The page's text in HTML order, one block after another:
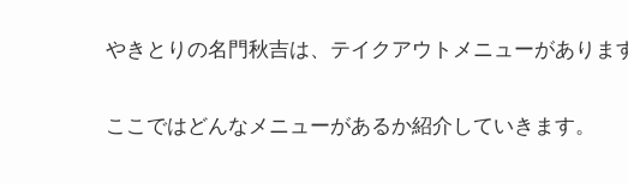
やきとりの名門秋吉は、テイクアウトメニューがありま
ここではどんなメニューがあるか紹介していきます。